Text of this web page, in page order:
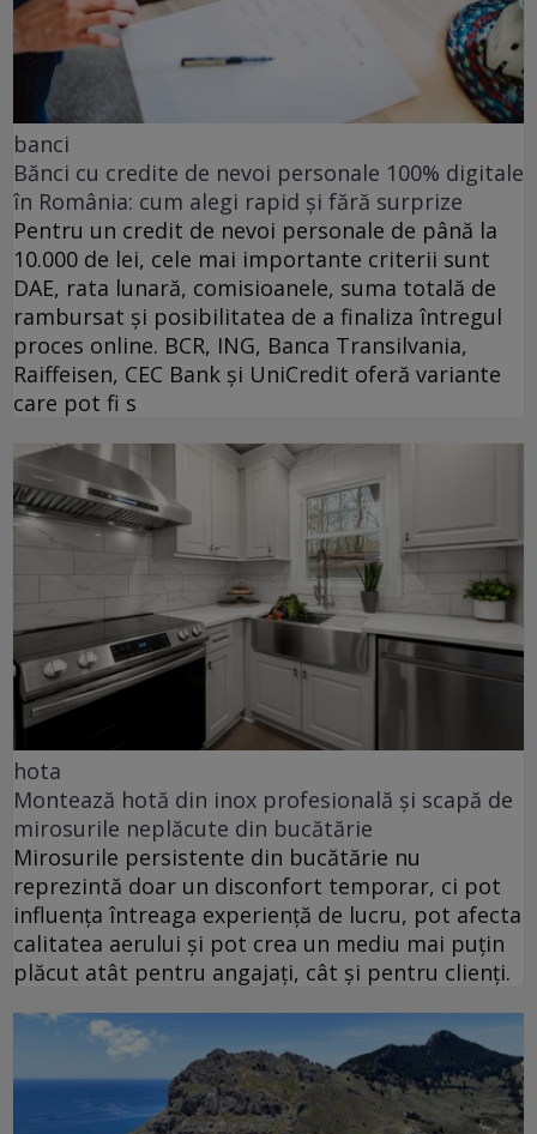
banci
Bănci cu credite de nevoi personale 100% digitale
în România: cum alegi rapid și fără surprize
Pentru un credit de nevoi personale de până la
10.000 de lei, cele mai importante criterii sunt
DAE, rata lunară, comisioanele, suma totală de
rambursat și posibilitatea de a finaliza întregul
proces online. BCR, ING, Banca Transilvania,
Raiffeisen, CEC Bank și UniCredit oferă variante
care pot fi s
hota
Montează hotă din inox profesională și scapă de
mirosurile neplăcute din bucătărie
Mirosurile persistente din bucătărie nu
reprezintă doar un disconfort temporar, ci pot
influența întreaga experiență de lucru, pot afecta
calitatea aerului și pot crea un mediu mai puțin
plăcut atât pentru angajați, cât și pentru clienți.